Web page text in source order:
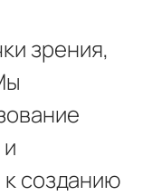
зрения,
созданию